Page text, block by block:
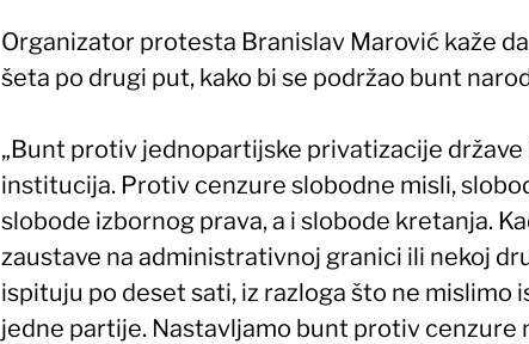
Organizator protesta Branislav Marović kaže
šeta po drugi put, kako bi se podržao bunt
„Bunt protiv jednopartijske privatizacije države
institucija. Protiv cenzure slobodne misli,
slobode izbornog prava, a i slobode kretanja.
zaustave na administrativnoj granici ili nekoj
ispituju po deset sati, iz razloga što ne mislimo
jedne partije. Nastavljamo bunt protiv cenzure